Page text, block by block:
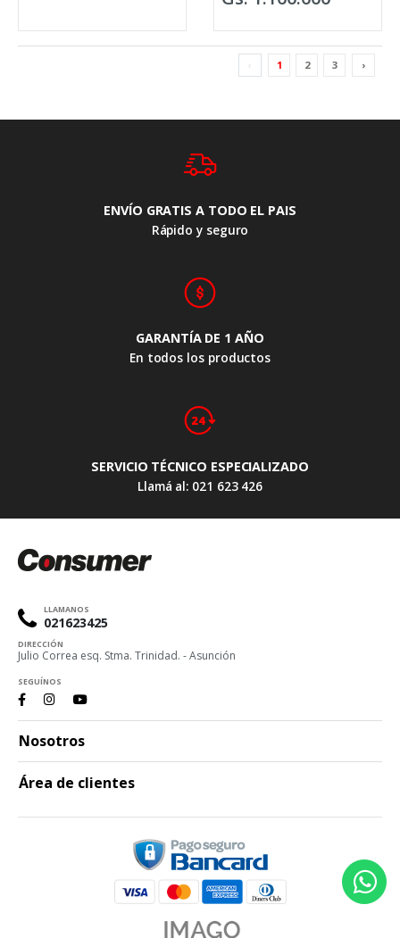
1 2 3 ›
ENVÍO GRATIS A TODO EL PAIS
Rápido y seguro
GARANTÍA DE 1 AÑO
En todos los productos
SERVICIO TÉCNICO ESPECIALIZADO
Llamá al: 021 623 426
LLAMANOS
021623425
DIRECCIÓN
Julio Correa esq. Stma. Trinidad. - Asunción
SEGUÍNOS
Nosotros
Área de clientes